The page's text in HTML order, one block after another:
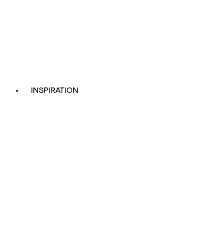
INSPIRATION